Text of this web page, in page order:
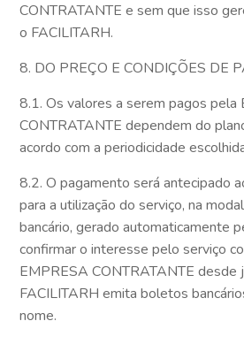
CONTRATANTE e sem que isso
o FACILITARH.
8. DO PREÇO E CONDIÇÕES DE
8.1. Os valores a serem pagos pela
CONTRATANTE dependem do
acordo com a periodicidade
8.2. O pagamento será antecipado
para a utilização do serviço, na
bancário, gerado automaticamente
confirmar o interesse pelo serviço
EMPRESA CONTRATANTE desde
FACILITARH emita boletos
nome.